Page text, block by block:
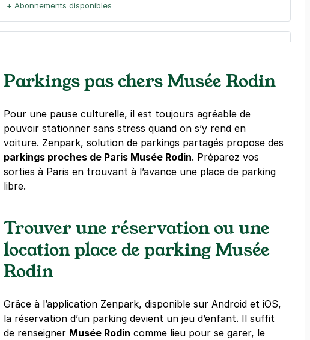
+ Abonnements disponibles
4,6(274 avis)
4 €/heure, 41 €/jour,132 €/semaine(tarifs dégressifs)
Réserver
+ Abonnements disponibles
4,4(152 avis)
4 €/heure,35 €/jour,108 €/semaine(tarifs dégressifs)
Réserver
Parkings pas chers Musée Rodin
Pour une pause culturelle, il est toujours agréable de
pouvoir stationner sans stress quand on s’y rend en
voiture. Zenpark, solution de parkings partagés propose des
parkings proches de Paris Musée Rodin. Préparez vos
sorties à Paris en trouvant à l’avance une place de parking
libre.
Trouver une réservation ou une
location place de parking Musée
Rodin
Grâce à l’application Zenpark, disponible sur Android et iOS,
la réservation d’un parking devient un jeu d’enfant. Il suffit
de renseigner Musée Rodin comme lieu pour se garer, le